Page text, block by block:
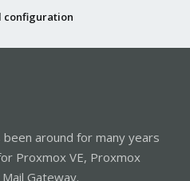
configuration
around for many years
Proxmox VE, Proxmox
Gateway.